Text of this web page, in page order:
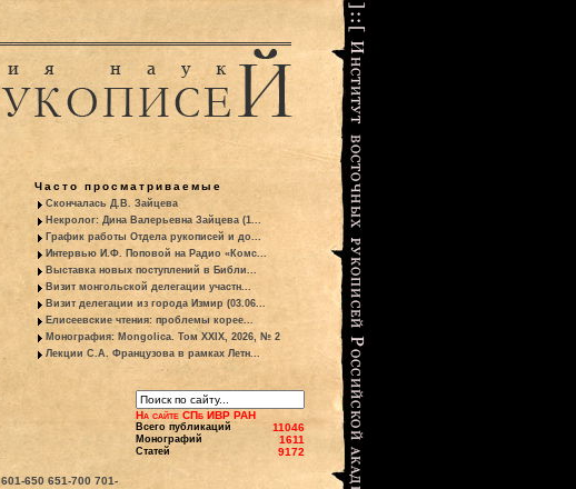
Часто просматриваемые
Скончалась Д.В. Зайцева
Некролог: Дина Валерьевна Зайцева (1...
График работы Отдела рукописей и до...
Интервью И.Ф. Поповой на Радио «Комс...
Выставка новых поступлений в Библи...
Визит монгольской делегации участн...
Визит делегации из города Измир (03.06...
Елисеевские чтения: проблемы корее...
Монография: Mongolica. Том XXIX, 2026, № 2
Лекции С.А. Французова в рамках Летн...
601-650 651-700 701-
На сайте СПб ИВР РАН
Всего публикаций 11046
Монографий 1611
Статей 9172